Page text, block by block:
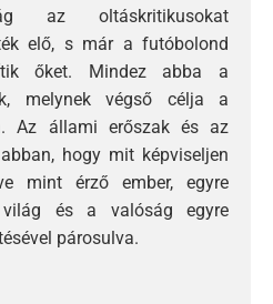
az oltáskritikusokat
elő, s már a futóbolond
őket. Mindez abba a
melynek végső célja a
Az állami erőszak és az
hogy mit képviseljen
mint érző ember, egyre
és a valóság egyre
párosulva.